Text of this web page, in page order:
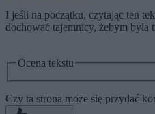
I jeśli na początku, czytając ten
dochować tajemnicy, żebym była
Ocena tekstu
Czy ta strona może się przydać